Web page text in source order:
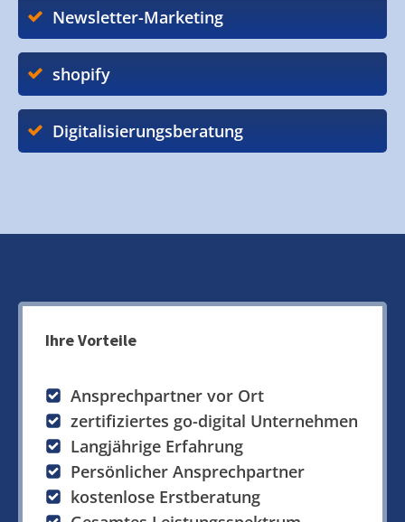
Newsletter-Marketing
shopify
Digitalisierungsberatung
Ihre Vorteile
Ansprechpartner vor Ort
zertifiziertes go-digital Unternehmen
Langjährige Erfahrung
Persönlicher Ansprechpartner
kostenlose Erstberatung